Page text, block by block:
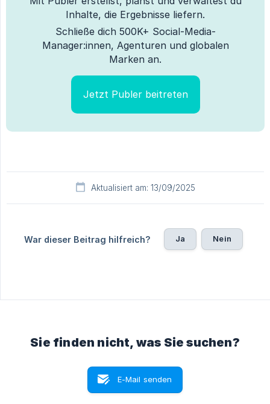
Inhalte, die Ergebnisse liefern.
Schließe dich 500K+ Social-Media-
Manager:innen, Agenturen und globalen
Marken an.
Jetzt Publer beitreten
Aktualisiert am: 13/09/2025
War dieser Beitrag hilfreich? Ja Nein
Sie finden nicht, was Sie suchen?
E-Mail senden